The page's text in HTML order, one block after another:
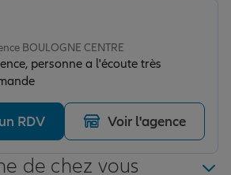
BOULOGNE CENTRE
personne a l'écoute très
RDV Voir l'agence
de chez vous